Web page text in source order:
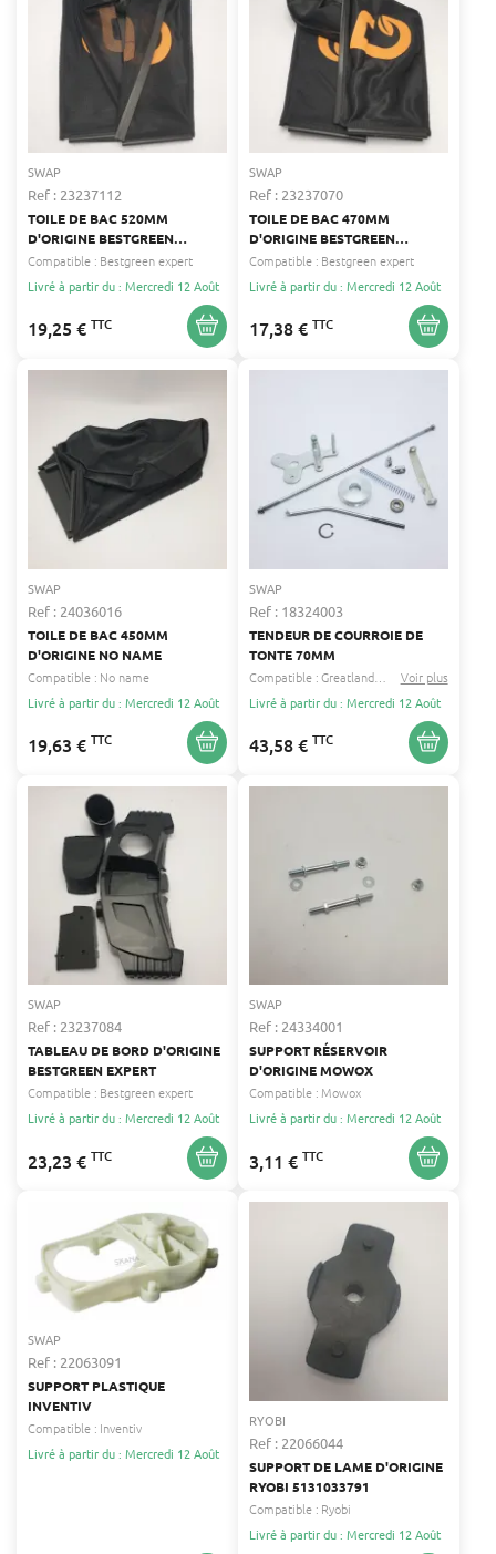
SWAP
Ref : 23237112
TOILE DE BAC 520MM
D'ORIGINE BESTGREEN
EXPERT
Compatible : Bestgreen expert
Livré à partir du : Mercredi 12 Août
19,25 € TTC
SWAP
Ref : 23237070
TOILE DE BAC 470MM
D'ORIGINE BESTGREEN
EXPERT
Compatible : Bestgreen expert
Livré à partir du : Mercredi 12 Août
17,38 € TTC
SWAP
Ref : 24036016
TOILE DE BAC 450MM
D'ORIGINE NO NAME
Compatible : No name
Livré à partir du : Mercredi 12 Août
19,63 € TTC
SWAP
Ref : 18324003
TENDEUR DE COURROIE DE
TONTE 70MM
Compatible :
Greatland Racing...
Voir plus
Livré à partir du : Mercredi 12 Août
43,58 € TTC
SWAP
Ref : 23237084
TABLEAU DE BORD D'ORIGINE
BESTGREEN EXPERT
Compatible : Bestgreen expert
Livré à partir du : Mercredi 12 Août
23,23 € TTC
SWAP
Ref : 24334001
SUPPORT RÉSERVOIR
D'ORIGINE MOWOX
Compatible : Mowox
Livré à partir du : Mercredi 12 Août
3,11 € TTC
SWAP
Ref : 22063091
SUPPORT PLASTIQUE
INVENTIV
Compatible : Inventiv
Livré à partir du : Mercredi 12 Août
RYOBI
Ref : 22066044
SUPPORT DE LAME D'ORIGINE
RYOBI 5131033791
Compatible : Ryobi
Livré à partir du : Mercredi 12 Août